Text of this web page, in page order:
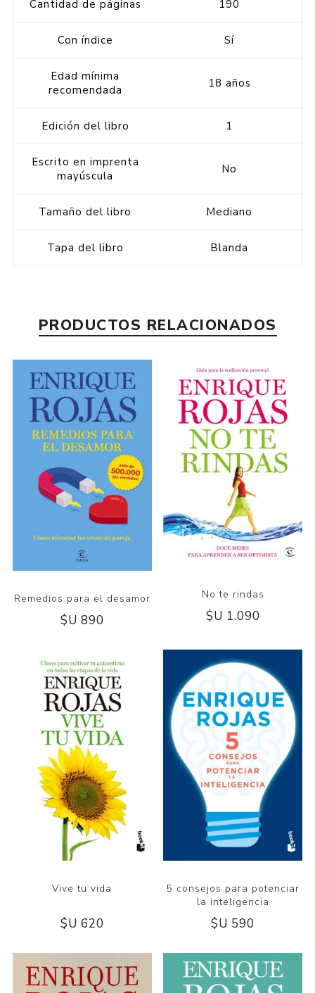
Cantidad de páginas 190
Con índice Sí
Edad mínima
recomendada
18 años
Edición del libro 1
Escrito en imprenta
mayúscula
No
Tamaño del libro Mediano
Tapa del libro Blanda
PRODUCTOS RELACIONADOS
Remedios para el desamor
$U 890
No te rindas
$U 1.090
Vive tu vida
$U 620
5 consejos para potenciar
la inteligencia
$U 590